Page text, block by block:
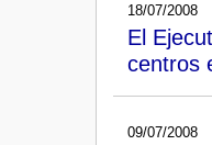
18/07/2008
El
centros
09/07/2008